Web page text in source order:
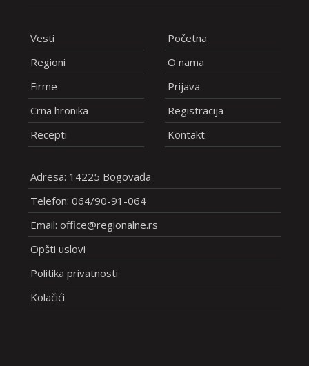
Vesti
Regioni
Firme
Crna hronika
Recepti
Početna
O nama
Prijava
Registracija
Kontakt
Adresa: 14225 Bogovađa
Telefon: 064/90-91-064
Email: office@regionalne.rs
Opšti uslovi
Politika privatnosti
Kolačići